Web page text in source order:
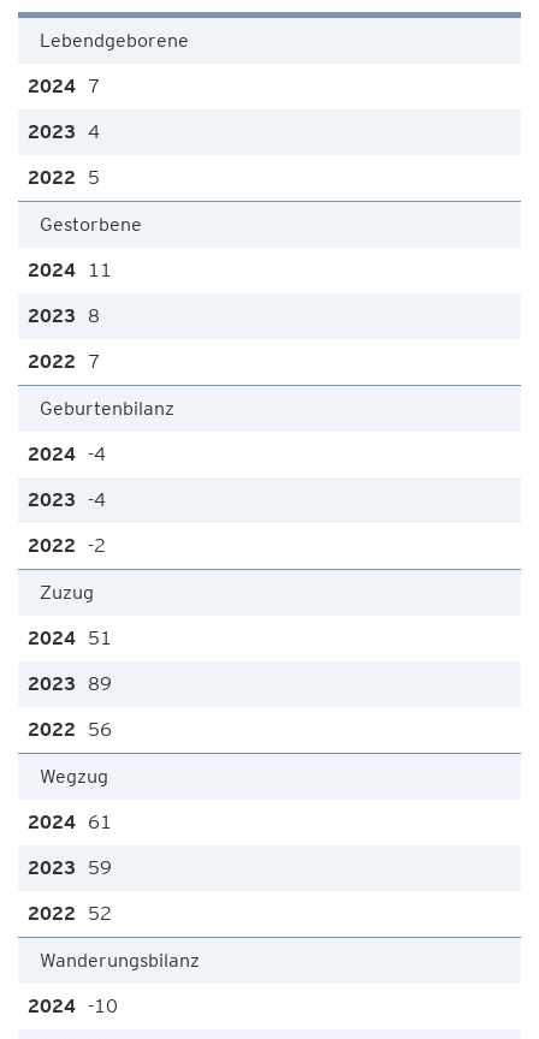
Lebendgeborene
7
4
5
Gestorbene
11
8
7
Geburtenbilanz
-4
-4
-2
Zuzug
51
89
56
Wegzug
61
59
52
Wanderungsbilanz
-10